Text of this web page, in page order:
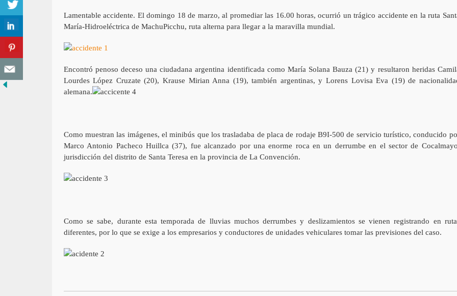
Lamentable accidente. El domingo 18 de marzo, al promediar las 16.00 horas, ocurrió un trágico accidente en la ruta
María-Hidroeléctrica de MachuPicchu, ruta alterna para llegar a la maravilla mundial.
Encontró penoso deceso una ciudadana argentina identificada como María Solana Bauza (21) y resultaron heridas
Lourdes López Cruzate (20), Krause Mirian Anna (19), también argentinas, y Lorens Lovisa Eva (19) de
alemana.
Como muestran las imágenes, el minibús que los trasladaba de placa de rodaje B9I-500 de servicio turístico, conducido
Marco Antonio Pacheco Huillca (37), fue alcanzado por una enorme roca en un derrumbe en el sector de
jurisdicción del distrito de Santa Teresa en la provincia de La Convención.
Como se sabe, durante esta temporada de lluvias muchos derrumbes y deslizamientos se vienen registrando en
diferentes, por lo que se exige a los empresarios y conductores de unidades vehiculares tomar las previsiones del caso.